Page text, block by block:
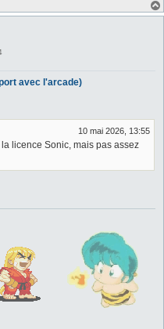
avec l'arcade)
10 mai 2026, 13:55
licence Sonic, mais pas assez